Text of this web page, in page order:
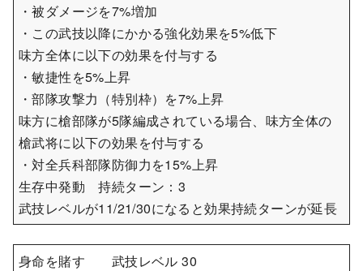
・被ダメージを7%増加
・この武技以降にかかる強化効果を5%低下
味方全体に以下の効果を付与する
・敏捷性を5%上昇
・部隊攻撃力（特別枠）を7%上昇
味方に槍部隊が5隊編成されている場合、味方全体の
槍武将に以下の効果を付与する
・対全兵科部隊防御力を15%上昇
生存中発動 持続ターン：3
武技レベルが11/21/30になると効果持続ターンが延長
身命を賭す 武技レベル 30